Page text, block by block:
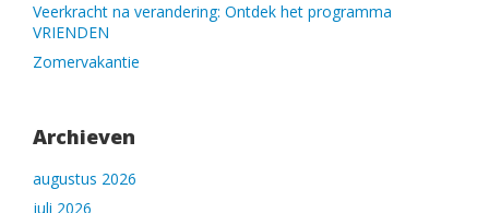
Veerkracht na verandering: Ontdek het programma
VRIENDEN
Zomervakantie
Archieven
augustus 2026
juli 2026